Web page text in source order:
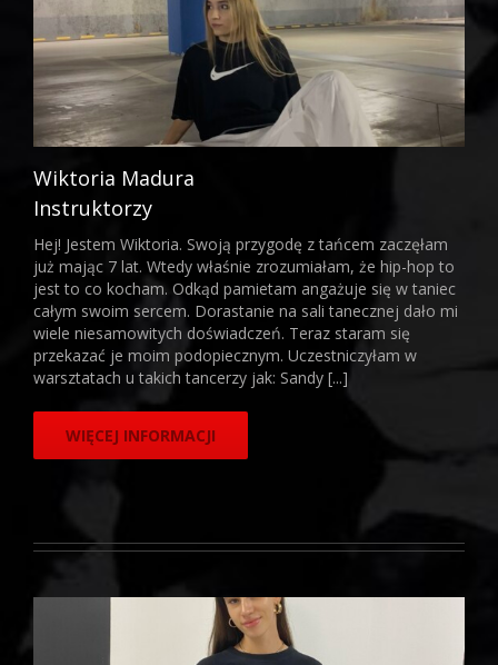
Wiktoria Madura
Instruktorzy
Hej! Jestem Wiktoria. Swoją przygodę z tańcem zaczęłam
już mając 7 lat. Wtedy właśnie zrozumiałam, że hip-hop to
jest to co kocham. Odkąd pamietam angażuje się w taniec
całym swoim sercem. Dorastanie na sali tanecznej dało mi
wiele niesamowitych doświadczeń. Teraz staram się
przekazać je moim podopiecznym. Uczestniczyłam w
warsztatach u takich tancerzy jak: Sandy [...]
WIĘCEJ INFORMACJI